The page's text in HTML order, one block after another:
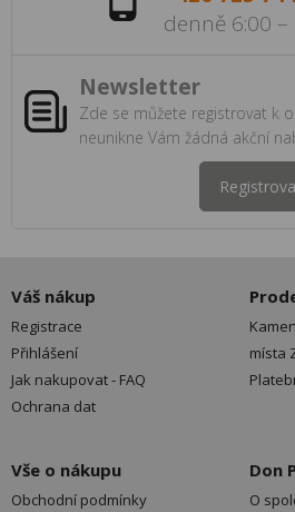
denně 6:00
Newsletter
Zde se můžete registrovat k
neunikne Vám žádná akční
Váš nákup
Registrace
Přihlášení
Jak nakupovat - FAQ
Ochrana dat
místa
Vše o nákupu
Obchodní podmínky
Don
O